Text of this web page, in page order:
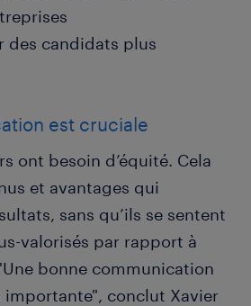
des candidats plus
est cruciale
ont besoin d’équité. Cela
et avantages qui
sans qu’ils se sentent
valorisés par rapport à
bonne communication
importante", conclut Xavier